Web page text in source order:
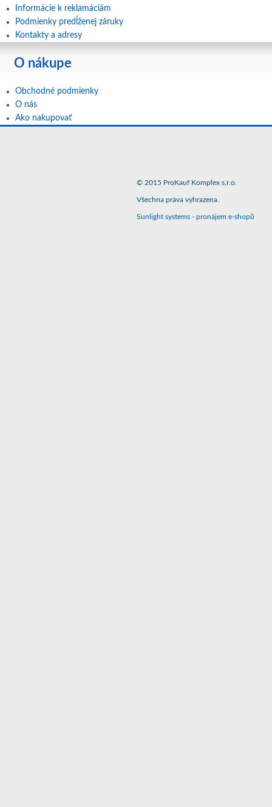
Informácie k reklamáciám
Podmienky predĺženej záruky
Kontakty a adresy
O nákupe
Obchodné podmienky
O nás
Ako nakupovať
© 2015 ProKauf Komplex s.r.o.
Všechna práva vyhrazena.
Sunlight systems - pronájem e-shopů